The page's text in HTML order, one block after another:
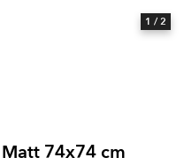
1 / 2
74x74 cm